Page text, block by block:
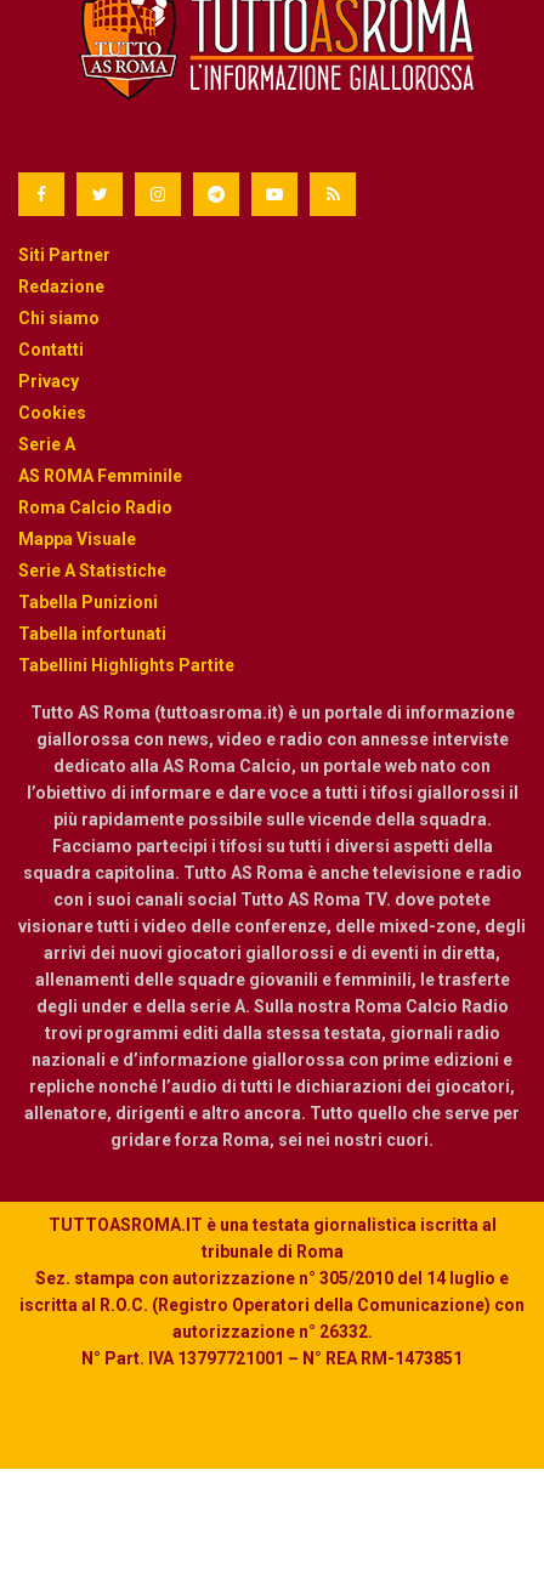
Siti Partner
Redazione
Chi siamo
Contatti
Privacy
Cookies
Serie A
AS ROMA Femminile
Roma Calcio Radio
Mappa Visuale
Serie A Statistiche
Tabella Punizioni
Tabella infortunati
Tabellini Highlights Partite
Tutto AS Roma (tuttoasroma.it) è un portale di informazione
giallorossa con news, video e radio con annesse interviste
dedicato alla AS Roma Calcio, un portale web nato con
l’obiettivo di informare e dare voce a tutti i tifosi giallorossi il
più rapidamente possibile sulle vicende della squadra.
Facciamo partecipi i tifosi su tutti i diversi aspetti della
squadra capitolina. Tutto AS Roma è anche televisione e radio
con i suoi canali social Tutto AS Roma TV. dove potete
visionare tutti i video delle conferenze, delle mixed-zone, degli
arrivi dei nuovi giocatori giallorossi e di eventi in diretta,
allenamenti delle squadre giovanili e femminili, le trasferte
degli under e della serie A. Sulla nostra Roma Calcio Radio
trovi programmi editi dalla stessa testata, giornali radio
nazionali e d’informazione giallorossa con prime edizioni e
repliche nonché l’audio di tutti le dichiarazioni dei giocatori,
allenatore, dirigenti e altro ancora. Tutto quello che serve per
gridare forza Roma, sei nei nostri cuori.
TUTTOASROMA.IT è una testata giornalistica iscritta al
tribunale di Roma
Sez. stampa con autorizzazione n° 305/2010 del 14 luglio e
iscritta al R.O.C. (Registro Operatori della Comunicazione) con
autorizzazione n° 26332.
N° Part. IVA 13797721001 – N° REA RM-1473851